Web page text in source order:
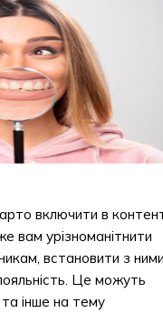
включити в
вам урізноманітнити
встановити з
Це можуть
інше на тему